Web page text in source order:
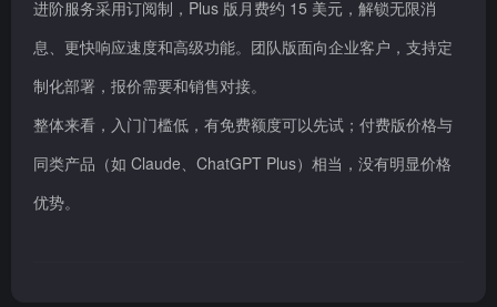
进阶服务采用订阅制，Plus 版月费约 15 美元，解锁无限消
息、更快响应速度和高级功能。团队版面向企业客户，支持定
制化部署，报价需要和销售对接。
整体来看，入门门槛低，有免费额度可以先试；付费版价格与
同类产品（如 Claude、ChatGPT Plus）相当，没有明显价格
优势。